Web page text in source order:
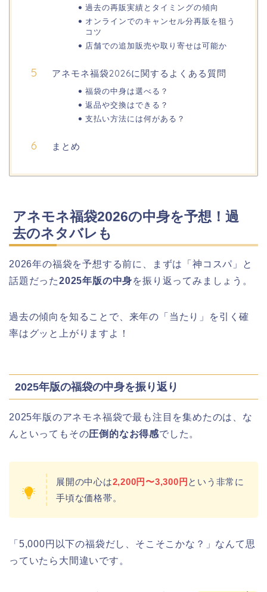
日立さくらまつり2026の屋台・出店ま
熊谷桜祭り(花見)2026の屋台(出店)の
時間はいつまで?ライトアップも!
福井桜祭り2026の屋台は何時まで(い
幸楽苑の餃子や麺はまずいの声は本
上田城桜祭り2026屋台・出店まとめ!
台・出店は?混雑情報も!
ピーチや予想有名人は誰?
トアップは?駐車場も調査!
過去の再販実績とタイミングの傾向
オンラインでのキャンセル分再販を狙う
コツ
店舗での追加販売や取り寄せは可能か
アネモネ福袋2026に関するよくある質問
福袋の中身は選べる？
返品や交換はできる？
支払い方法には何がある？
まとめ
アネモネ福袋2026の中身を予想！過
去のネタバレも
2026年の福袋を予想する前に、まずは「神コスパ」と
話題だった2025年版の中身を振り返ってみましょう。
過去の傾向を知ることで、来年の「当たり」を引く確
率はグッと上がりますよ！
2025年版の福袋の中身を振り返り
2025年版のアネモネ福袋で最も注目を集めたのは、な
んといってもその圧倒的なお得感でした。
展開の中心は2,200円〜3,300円 という非常に
手頃な価格帯。
「5,000円以下の福袋だし、そこそこかな？」なんて思
っていたら大間違いです。